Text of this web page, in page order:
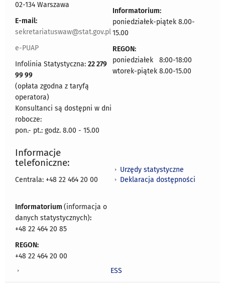
02-134 Warszawa
E-mail:
sekretariatuswaw@stat.gov.pl
e-PUAP
Infolinia Statystyczna: 22 279
99 99
(opłata zgodna z taryfą
operatora)
Konsultanci są dostępni w dni
robocze:
pon.- pt.: godz. 8.00 - 15.00
Informatorium:
poniedziałek-piątek 8.00-
15.00
REGON:
poniedziałek 8:00-18:00
wtorek-piątek 8.00-15.00
Informacje
telefoniczne:
Centrala: +48 22 464 20 00
Informatorium (informacja o
danych statystycznych):
+48 22 464 20 85
REGON:
+48 22 464 20 00
Urzędy statystyczne
Deklaracja dostępności
ESS